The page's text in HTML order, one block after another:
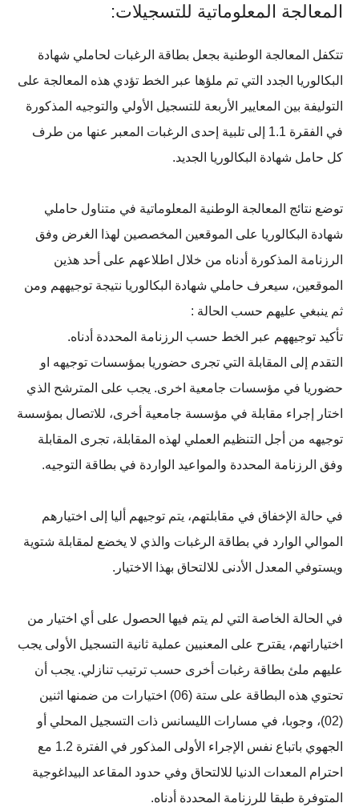
المعالجة المعلوماتية للتسجيلات:
تتكفل المعالجة الوطنية بجعل بطاقة الرغبات لحاملي شهادة
البكالوريا الجدد التي تم ملؤها عبر الخط تؤدي هذه المعالجة على
التوليفة بين المعايير الأربعة للتسجيل الأولي والتوجيه المذكورة
في الفقرة 1.1 إلى تلبية إحدى الرغبات المعبر عنها من طرف
كل حامل شهادة البكالوريا الجديد.
توضع نتائج المعالجة الوطنية المعلوماتية في متناول حاملي
شهادة البكالوريا على الموقعين المخصصين لهذا الغرض وفق
الرزنامة المذكورة أدناه من خلال اطلاعهم على أحد هذين
الموقعين، سيعرف حاملي شهادة البكالوريا نتيجة توجيههم ومن
ثم ينبغي عليهم حسب الحالة :
تأكيد توجيههم عبر الخط حسب الرزنامة المحددة أدناه.
التقدم إلى المقابلة التي تجرى حضوريا بمؤسسات توجيهه او
حضوريا في مؤسسات جامعية اخرى. يجب على المترشح الذي
اختار إجراء مقابلة في مؤسسة جامعية أخرى، للاتصال بمؤسسة
توجيهه من أجل التنظيم العملي لهذه المقابلة، تجرى المقابلة
وفق الرزنامة المحددة والمواعيد الواردة في بطاقة التوجيه.
في حالة الإخفاق في مقابلتهم، يتم توجيهم أليا إلى اختيارهم
الموالي الوارد في بطاقة الرغبات والذي لا يخضع لمقابلة شتوية
ويستوفي المعدل الأدنى للالتحاق بهذا الاختيار.
في الحالة الخاصة التي لم يتم فيها الحصول على أي اختيار من
اختياراتهم، يقترح على المعنيين عملية ثانية التسجيل الأولى يجب
عليهم ملئ بطاقة رغبات أخرى حسب ترتيب تنازلي. يجب أن
تحتوي هذه البطاقة على ستة (06) اختیارات من ضمنها اثنين
(02)، وجوبا، في مسارات الليسانس ذات التسجيل المحلي أو
الجهوي باتباع نفس الإجراء الأولى المذكور في الفترة 1.2 مع
احترام المعدات الدنيا للالتحاق وفي حدود المقاعد البيداغوجية
المتوفرة طبقا للرزنامة المحددة أدناه.